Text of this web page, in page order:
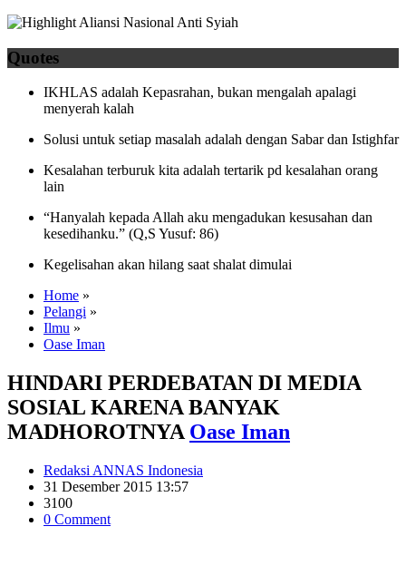
Quotes
IKHLAS adalah Kepasrahan, bukan mengalah apalagi
menyerah kalah
Solusi untuk setiap masalah adalah dengan Sabar dan Istighfar
Kesalahan terburuk kita adalah tertarik pd kesalahan orang
lain
“Hanyalah kepada Allah aku mengadukan kesusahan dan
kesedihanku.” (Q,S Yusuf: 86)
Kegelisahan akan hilang saat shalat dimulai
Home »
Pelangi »
Ilmu »
Oase Iman
HINDARI PERDEBATAN DI MEDIA
SOSIAL KARENA BANYAK
MADHOROTNYA Oase Iman
Redaksi ANNAS Indonesia
31 Desember 2015 13:57
3100
0 Comment